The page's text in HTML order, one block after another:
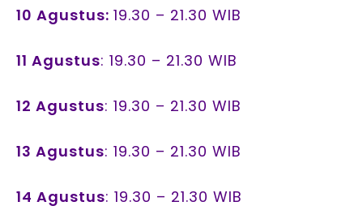
10 Agustus: 19.30 – 21.30 WIB
11 Agustus: 19.30 – 21.30 WIB
12 Agustus: 19.30 – 21.30 WIB
13 Agustus: 19.30 – 21.30 WIB
14 Agustus: 19.30 – 21.30 WIB